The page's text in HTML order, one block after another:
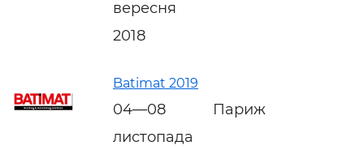
вересня
2018
Batimat 2019
04—08
листопада
Париж